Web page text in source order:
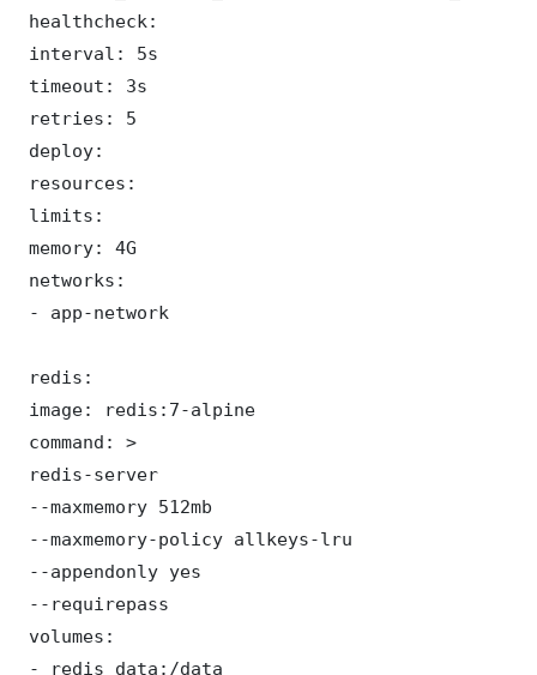
healthcheck:
interval: 5s
timeout: 3s
retries: 5
deploy:
resources:
limits:
memory: 4G
networks:
- app-network
redis:
image: redis:7-alpine
command: >
redis-server
--maxmemory 512mb
--maxmemory-policy allkeys-lru
--appendonly yes
--requirepass
volumes:
- redis_data:/data